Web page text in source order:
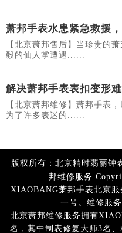
萧邦手表水患紧急救援，
【北京萧邦售后】当珍贵的
毅的仙人掌遭遇......
解决萧邦手表表扣变形难
【北京萧邦维修】萧邦手表
为了许多表迷的......
版权所有：北京精时翡丽钟
邦维修服务
XIAOBANG萧邦手表北京
一号。维修服
北京萧邦维修服务拥有
名，其中制表修复大师3名